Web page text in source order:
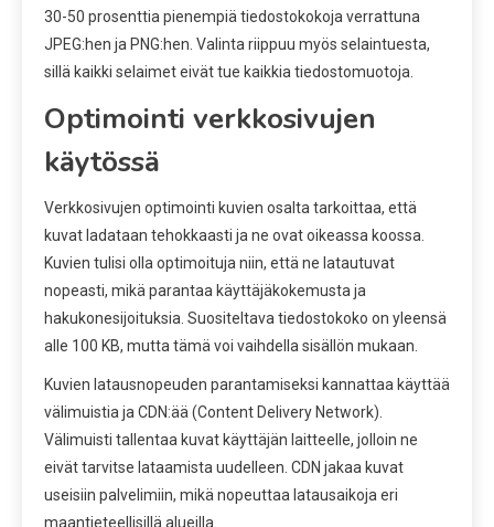
30-50 prosenttia pienempiä tiedostokokoja verrattuna
JPEG:hen ja PNG:hen. Valinta riippuu myös selaintuesta,
sillä kaikki selaimet eivät tue kaikkia tiedostomuotoja.
Optimointi verkkosivujen
käytössä
Verkkosivujen optimointi kuvien osalta tarkoittaa, että
kuvat ladataan tehokkaasti ja ne ovat oikeassa koossa.
Kuvien tulisi olla optimoituja niin, että ne latautuvat
nopeasti, mikä parantaa käyttäjäkokemusta ja
hakukonesijoituksia. Suositeltava tiedostokoko on yleensä
alle 100 KB, mutta tämä voi vaihdella sisällön mukaan.
Kuvien latausnopeuden parantamiseksi kannattaa käyttää
välimuistia ja CDN:ää (Content Delivery Network).
Välimuisti tallentaa kuvat käyttäjän laitteelle, jolloin ne
eivät tarvitse lataamista uudelleen. CDN jakaa kuvat
useisiin palvelimiin, mikä nopeuttaa latausaikoja eri
maantieteellisillä alueilla.